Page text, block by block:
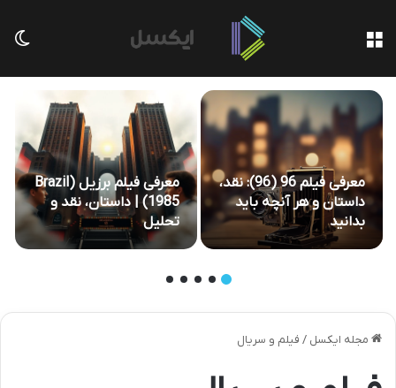
معرفی فیلم 96 (96): نقد،
داستان و هر آنچه باید
بدانید
معرفی فیلم برزیل (Brazil
1985) | داستان، نقد و
تحلیل
مجله ایکسل / فیلم و سریال